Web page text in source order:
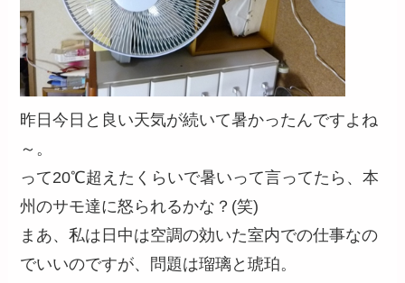
昨日今日と良い天気が続いて暑かったんですよね
～。
って20℃超えたくらいで暑いって言ってたら、本
州のサモ達に怒られるかな？(笑)
まあ、私は日中は空調の効いた室内での仕事なの
でいいのですが、問題は瑠璃と琥珀。